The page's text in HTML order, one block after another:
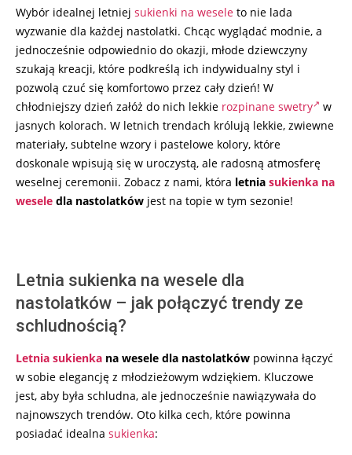
Wybór idealnej letniej sukienki na wesele to nie lada
wyzwanie dla każdej nastolatki. Chcąc wyglądać modnie, a
jednocześnie odpowiednio do okazji, młode dziewczyny
szukają kreacji, które podkreślą ich indywidualny styl i
pozwolą czuć się komfortowo przez cały dzień! W
chłodniejszy dzień załóż do nich lekkie rozpinane swetry
w
jasnych kolorach. W letnich trendach królują lekkie, zwiewne
materiały, subtelne wzory i pastelowe kolory, które
doskonale wpisują się w uroczystą, ale radosną atmosferę
weselnej ceremonii. Zobacz z nami, która letnia sukienka na
wesele dla nastolatków jest na topie w tym sezonie!
Letnia sukienka na wesele dla
nastolatków – jak połączyć trendy ze
schludnością?
Letnia sukienka na wesele dla nastolatków powinna łączyć
w sobie elegancję z młodzieżowym wdziękiem. Kluczowe
jest, aby była schludna, ale jednocześnie nawiązywała do
najnowszych trendów. Oto kilka cech, które powinna
posiadać idealna sukienka: